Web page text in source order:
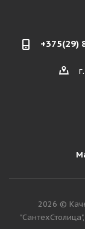
+375(29)
2026 ©